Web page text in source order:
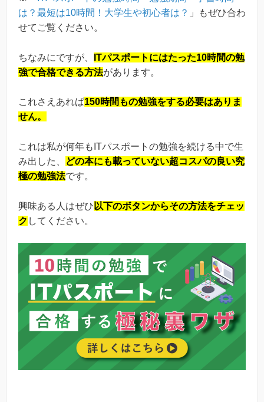
は？最短は10時間！大学生や初心者は？ 」もぜひ合わ
せてご覧ください。
ちなみにですが、
ITパスポートにはたった10時間の勉
強で合格できる方法があります。
これさえあれば150時間もの勉強をする必要はありま
せん。
これは私が何年もITパスポートの勉強を続ける中で生
み出した、
どの本にも載っていない超コスパの良い究
極の勉強法です。
興味ある人はぜひ 以下のボタンからその方法をチェッ
ク してください。